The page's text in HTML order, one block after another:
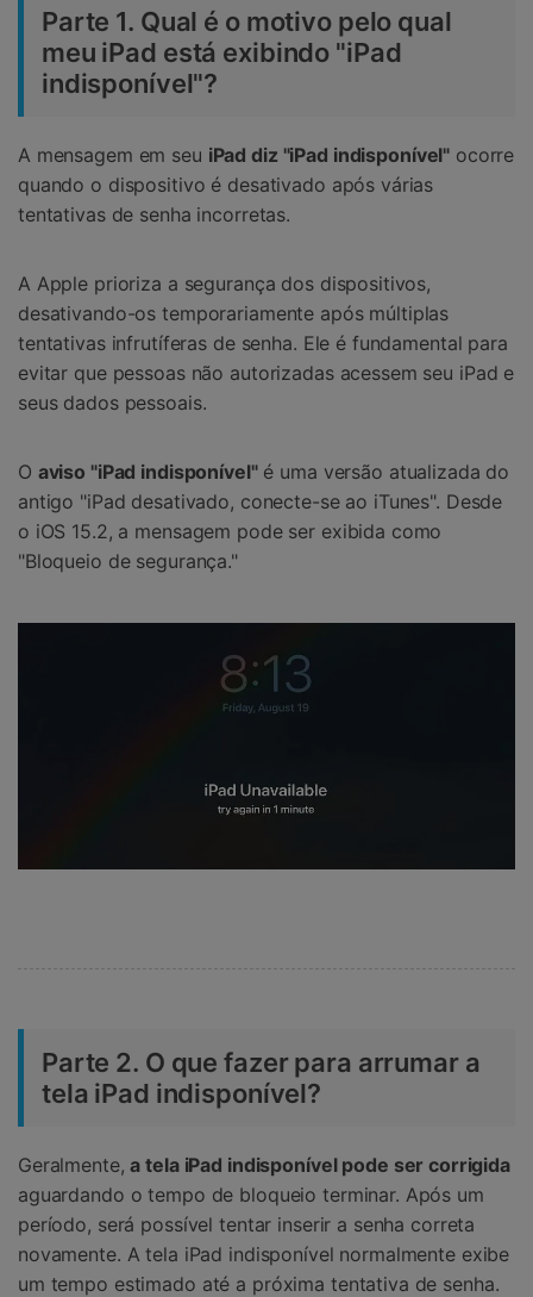
Parte 1. Qual é o motivo pelo qual
meu iPad está exibindo "iPad
indisponível"?
A mensagem em seu iPad diz "iPad indisponível" ocorre
quando o dispositivo é desativado após várias
tentativas de senha incorretas.
A Apple prioriza a segurança dos dispositivos,
desativando-os temporariamente após múltiplas
tentativas infrutíferas de senha. Ele é fundamental para
evitar que pessoas não autorizadas acessem seu iPad e
seus dados pessoais.
O aviso "iPad indisponível"é uma versão atualizada do
antigo "iPad desativado, conecte-se ao iTunes". Desde
o iOS 15.2, a mensagem pode ser exibida como
"Bloqueio de segurança."
Parte 2. O que fazer para arrumar a
tela iPad indisponível?
Geralmente,a tela iPad indisponível pode ser corrigida
aguardando o tempo de bloqueio terminar. Após um
período, será possível tentar inserir a senha correta
novamente. A tela iPad indisponível normalmente exibe
um tempo estimado até a próxima tentativa de senha.